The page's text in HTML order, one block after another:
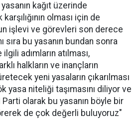
kağıt üzerinde
olması için de
işlevi ve görevleri son derece
sıra bu yasanın bundan sonra
adımların atılması,
halkların ve inançların
yeni yasaların çıkarılması
yasa niteliği taşımasını diliyor ve
olarak bu yasanın böyle bir
de çok değerli buluyoruz"